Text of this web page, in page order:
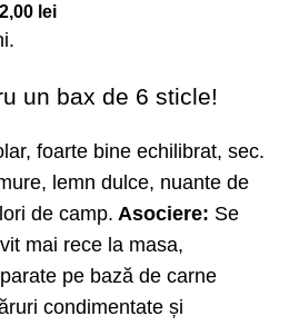
lei
un bax de 6 sticle!
foarte bine echilibrat, sec.
lemn dulce, nuante de
de camp. Asociere: Se
mai rece la masa,
pe bază de carne
condimentate și